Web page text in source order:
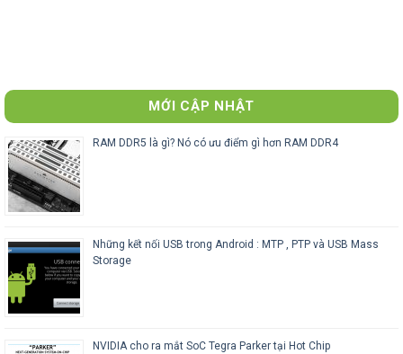
MỚI CẬP NHẬT
RAM DDR5 là gì? Nó có ưu điểm gì hơn RAM DDR4
Những kết nối USB trong Android : MTP , PTP và USB Mass
Storage
NVIDIA cho ra mắt SoC Tegra Parker tại Hot Chip